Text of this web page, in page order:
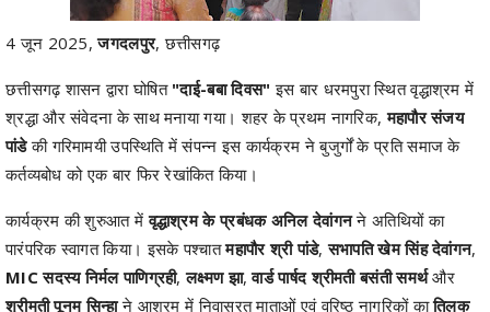
4 जून 2025, जगदलपुर, छत्तीसगढ़
छत्तीसगढ़ शासन द्वारा घोषित "दाई-बबा दिवस" इस बार धरमपुरा स्थित वृद्धाश्रम में
श्रद्धा और संवेदना के साथ मनाया गया। शहर के प्रथम नागरिक,महापौर संजय
पांडेकी गरिमामयी उपस्थिति में संपन्न इस कार्यक्रम ने बुजुर्गों के प्रति समाज के
कर्तव्यबोध को एक बार फिर रेखांकित किया।
कार्यक्रम की शुरुआत मेंवृद्धाश्रम के प्रबंधक अनिल देवांगनने अतिथियों का
पारंपरिक स्वागत किया। इसके पश्चातमहापौर श्री पांडे,सभापति खेम सिंह देवांगन,
MIC सदस्य निर्मल पाणिग्रही,लक्ष्मण झा,वार्ड पार्षद श्रीमती बसंती समर्थऔर
श्रीमती पूनम सिन्हाने आश्रम में निवासरत माताओं एवं वरिष्ठ नागरिकों कातिलक